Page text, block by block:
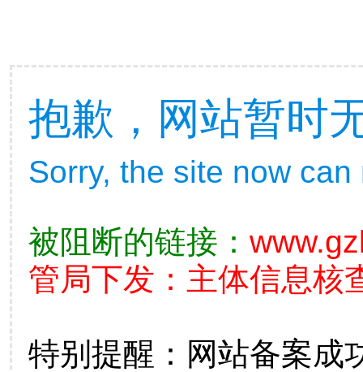
抱歉，网站暂时
Sorry, the site now
被阻断的链接：
管局下发：主体信息核
特别提醒：网站备案成